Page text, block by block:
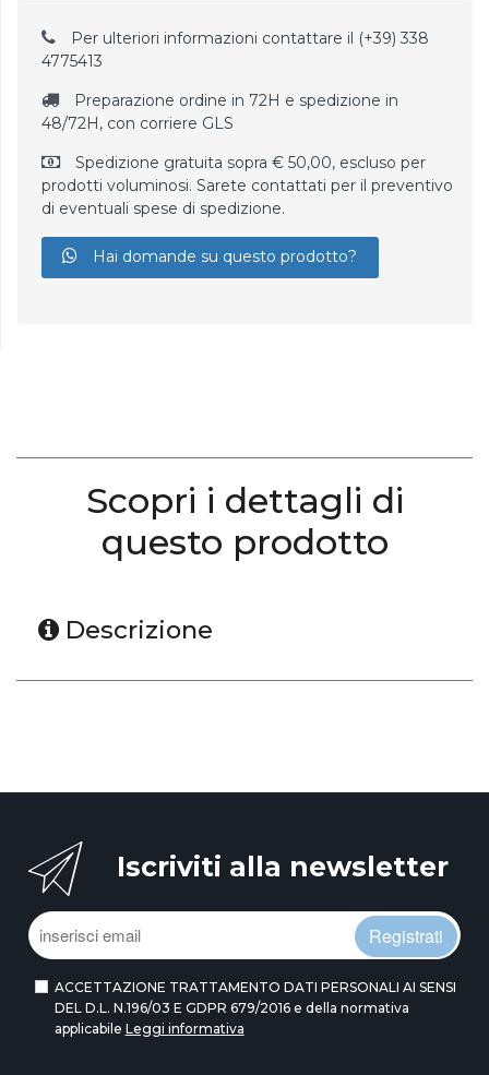
Per ulteriori informazioni contattare il (+39) 338
4775413
Preparazione ordine in 72H e spedizione in
48/72H, con corriere GLS
Spedizione gratuita sopra € 50,00, escluso per
prodotti voluminosi. Sarete contattati per il preventivo
di eventuali spese di spedizione.
Hai domande su questo prodotto?
Scopri i dettagli di
questo prodotto
Descrizione
Iscriviti alla newsletter
Registrati
ACCETTAZIONE TRATTAMENTO DATI PERSONALI AI SENSI
DEL D.L. N.196/03 E GDPR 679/2016 e della normativa
applicabile Leggi informativa